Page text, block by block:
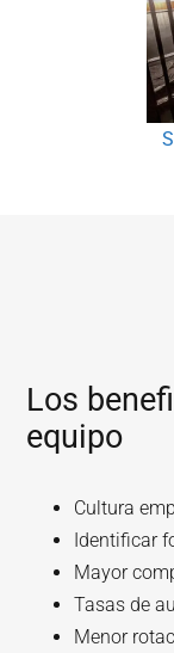
Los
equipo
Cultura
Identificar
Mayor
Tasas de
Menor